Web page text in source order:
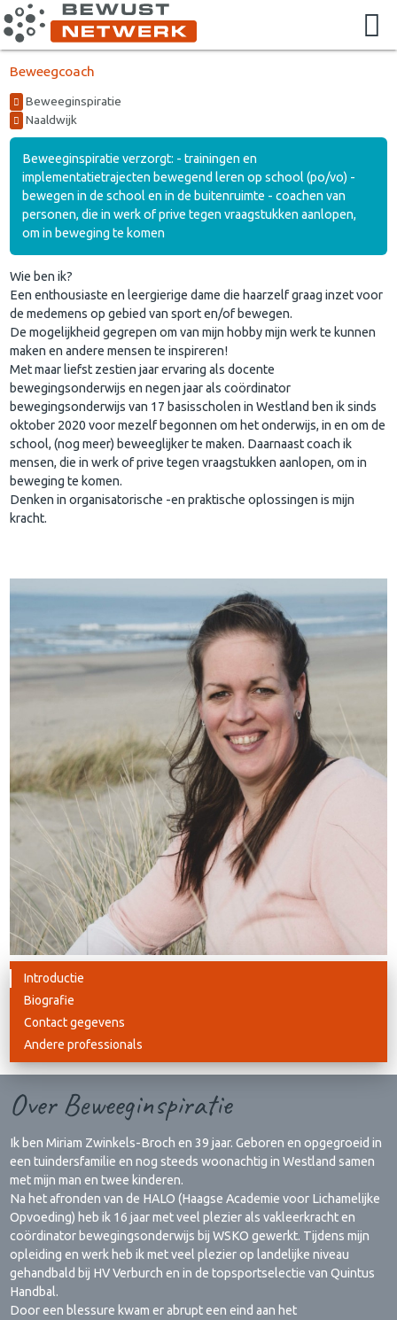
Beweegcoach
Beweeginspiratie
Naaldwijk
Beweeginspiratie verzorgt: - trainingen en
implementatietrajecten bewegend leren op school (po/vo) -
bewegen in de school en in de buitenruimte - coachen van
personen, die in werk of prive tegen vraagstukken aanlopen,
om in beweging te komen
Wie ben ik?
Een enthousiaste en leergierige dame die haarzelf graag inzet voor
de medemens op gebied van sport en/of bewegen.
De mogelijkheid gegrepen om van mijn hobby mijn werk te kunnen
maken en andere mensen te inspireren!
Met maar liefst zestien jaar ervaring als docente
bewegingsonderwijs en negen jaar als coördinator
bewegingsonderwijs van 17 basisscholen in Westland ben ik sinds
oktober 2020 voor mezelf begonnen om het onderwijs, in en om de
school, (nog meer) beweeglijker te maken. Daarnaast coach ik
mensen, die in werk of prive tegen vraagstukken aanlopen, om in
beweging te komen.
Denken in organisatorische -en praktische oplossingen is mijn
kracht.
Introductie
Biografie
Contact gegevens
Andere professionals
Over Beweeginspiratie
Ik ben Miriam Zwinkels-Broch en 39 jaar. Geboren en opgegroeid in
een tuindersfamilie en nog steeds woonachtig in Westland samen
met mijn man en twee kinderen.
Na het afronden van de HALO (Haagse Academie voor Lichamelijke
Opvoeding) heb ik 16 jaar met veel plezier als vakleerkracht en
coördinator bewegingsonderwijs bij WSKO gewerkt. Tijdens mijn
opleiding en werk heb ik met veel plezier op landelijke niveau
gehandbald bij HV Verburch en in de topsportselectie van Quintus
Handbal.
Door een blessure kwam er abrupt een eind aan het